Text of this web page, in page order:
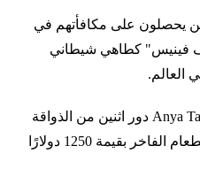
يحصلون على مكافأتهم في
فينيس" كطاهي شيطاني
العالم.
يلعب Nicholas Hoult و Anya Taylor-Joy دور اثنين من الذواقة
الذين اشتركوا في تجربة تناول الطعام الفاخر بقيمة 1250 دولارًا